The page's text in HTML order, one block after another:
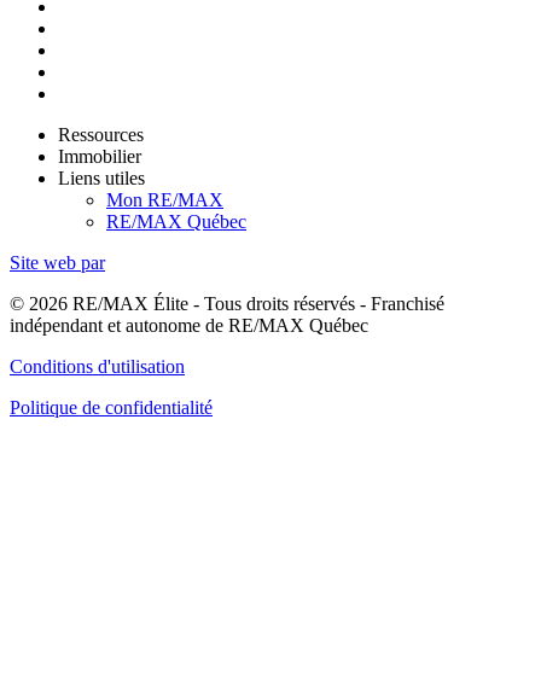
Ressources
Immobilier
Liens utiles
Mon RE/MAX
RE/MAX Québec
Site web par
© 2026 RE/MAX Élite - Tous droits réservés - Franchisé
indépendant et autonome de RE/MAX Québec
Conditions d'utilisation
Politique de confidentialité